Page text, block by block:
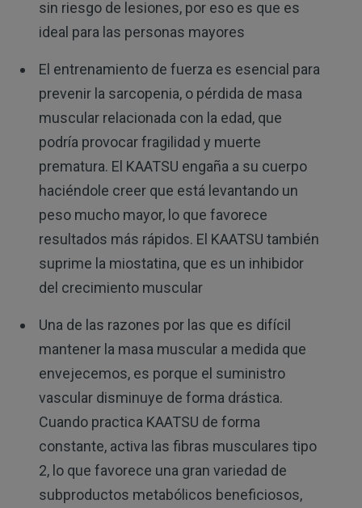
sin riesgo de lesiones, por eso es que es
ideal para las personas mayores
El entrenamiento de fuerza es esencial para
prevenir la sarcopenia, o pérdida de masa
muscular relacionada con la edad, que
podría provocar fragilidad y muerte
prematura. El KAATSU engaña a su cuerpo
haciéndole creer que está levantando un
peso mucho mayor, lo que favorece
resultados más rápidos. El KAATSU también
suprime la miostatina, que es un inhibidor
del crecimiento muscular
Una de las razones por las que es difícil
mantener la masa muscular a medida que
envejecemos, es porque el suministro
vascular disminuye de forma drástica.
Cuando practica KAATSU de forma
constante, activa las fibras musculares tipo
2, lo que favorece una gran variedad de
subproductos metabólicos beneficiosos,